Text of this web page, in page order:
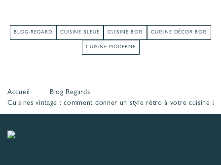
BLOG-REGARD CUISINE BLEUE CUISINE BOIS CUISINE DÉCOR BOIS
CUISINE MODERNE
Accueil
Blog Regards
Cuisines vintage : comment donner un style rétro à votre cuisine ?